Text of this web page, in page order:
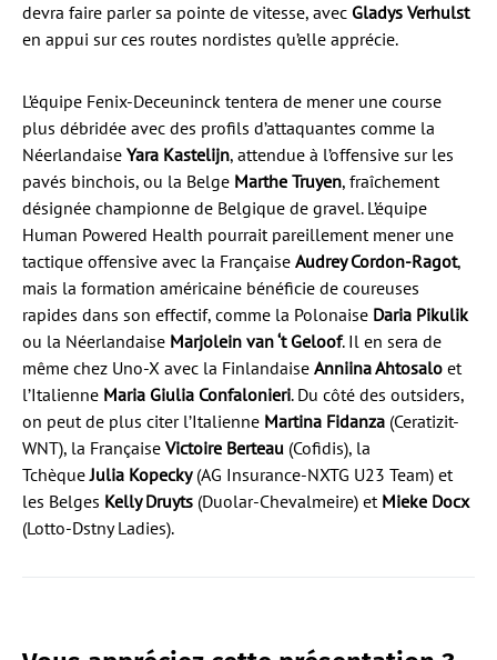
devra faire parler sa pointe de vitesse, avec Gladys Verhulst
en appui sur ces routes nordistes qu’elle apprécie.
L’équipe Fenix-Deceuninck tentera de mener une course
plus débridée avec des profils d’attaquantes comme la
Néerlandaise Yara Kastelijn, attendue à l’offensive sur les
pavés binchois, ou la Belge Marthe Truyen, fraîchement
désignée championne de Belgique de gravel. L’équipe
Human Powered Health pourrait pareillement mener une
tactique offensive avec la Française Audrey Cordon-Ragot,
mais la formation américaine bénéficie de coureuses
rapides dans son effectif, comme la Polonaise Daria Pikulik
ou la Néerlandaise Marjolein van ‘t Geloof. Il en sera de
même chez Uno-X avec la Finlandaise Anniina Ahtosalo et
l’Italienne Maria Giulia Confalonieri. Du côté des outsiders,
on peut de plus citer l’Italienne Martina Fidanza (Ceratizit-
WNT), la Française Victoire Berteau (Cofidis), la
TchèqueJulia Kopecky(AG Insurance-NXTG U23 Team) et
les Belges Kelly Druyts (Duolar-Chevalmeire) et Mieke Docx
(Lotto-Dstny Ladies).